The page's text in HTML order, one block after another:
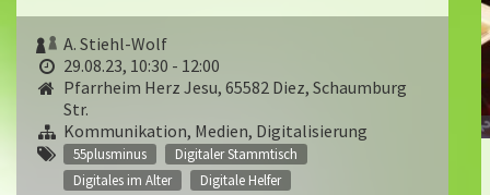
A. Stiehl-Wolf
29.08.23, 10:30 - 12:00
Pfarrheim Herz Jesu, 65582 Diez, Schaumburg
Str.
Kommunikation, Medien, Digitalisierung
55plusminus
Digitaler Stammtisch
Digitales im Alter
Digitale Helfer